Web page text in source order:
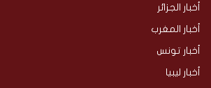
أخبار الجزائر
أخبار المغرب
أخبار تونس
أخبار ليبيا